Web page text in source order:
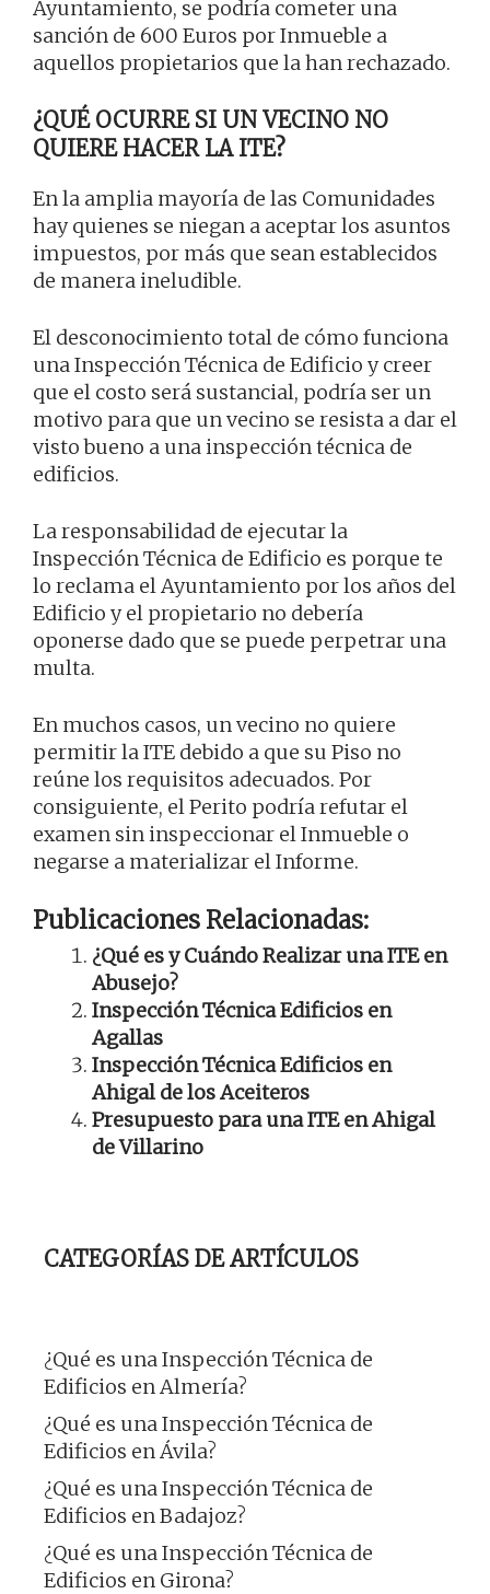
Ayuntamiento, se podría cometer una
sanción de 600 Euros por Inmueble a
aquellos propietarios que la han rechazado.
¿QUÉ OCURRE SI UN VECINO NO
QUIERE HACER LA ITE?
En la amplia mayoría de las Comunidades
hay quienes se niegan a aceptar los asuntos
impuestos, por más que sean establecidos
de manera ineludible.
El desconocimiento total de cómo funciona
una Inspección Técnica de Edificio y creer
que el costo será sustancial, podría ser un
motivo para que un vecino se resista a dar el
visto bueno a una inspección técnica de
edificios.
La responsabilidad de ejecutar la
Inspección Técnica de Edificio es porque te
lo reclama el Ayuntamiento por los años del
Edificio y el propietario no debería
oponerse dado que se puede perpetrar una
multa.
En muchos casos, un vecino no quiere
permitir la ITE debido a que su Piso no
reúne los requisitos adecuados. Por
consiguiente, el Perito podría refutar el
examen sin inspeccionar el Inmueble o
negarse a materializar el Informe.
Publicaciones Relacionadas:
¿Qué es y Cuándo Realizar una ITE en
Abusejo?
Inspección Técnica Edificios en
Agallas
Inspección Técnica Edificios en
Ahigal de los Aceiteros
Presupuesto para una ITE en Ahigal
de Villarino
CATEGORÍAS DE ARTÍCULOS
¿Qué es una Inspección Técnica de
Edificios en Almería?
¿Qué es una Inspección Técnica de
Edificios en Ávila?
¿Qué es una Inspección Técnica de
Edificios en Badajoz?
¿Qué es una Inspección Técnica de
Edificios en Girona?